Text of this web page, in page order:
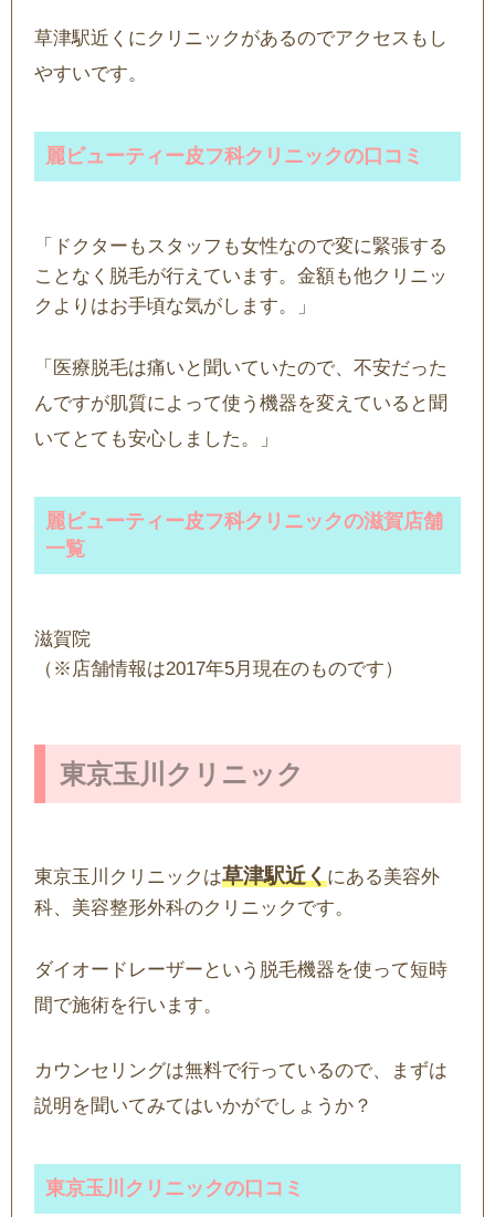
草津駅近くにクリニックがあるのでアクセスもし
やすいです。
麗ビューティー皮フ科クリニックの口コミ
「ドクターもスタッフも女性なので変に緊張する
ことなく脱毛が行えています。金額も他クリニッ
クよりはお手頃な気がします。」
「医療脱毛は痛いと聞いていたので、不安だった
んですが肌質によって使う機器を変えていると聞
いてとても安心しました。」
麗ビューティー皮フ科クリニックの滋賀店舗
一覧
滋賀院
（※店舗情報は2017年5月現在のものです）
東京玉川クリニック
東京玉川クリニックは草津駅近くにある美容外
科、美容整形外科のクリニックです。
ダイオードレーザーという脱毛機器を使って短時
間で施術を行います。
カウンセリングは無料で行っているので、まずは
説明を聞いてみてはいかがでしょうか？
東京玉川クリニックの口コミ